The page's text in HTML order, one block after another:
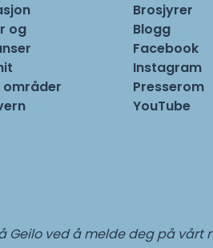
og
områder
Brosjyrer
Blogg
Facebook
Instagram
Presserom
YouTube
ved å melde deg på vårt